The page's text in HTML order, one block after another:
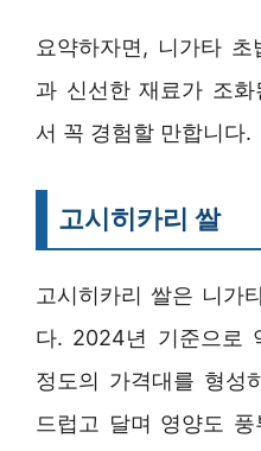
요약하자면, 니가타
과 신선한 재료가 조
서 꼭 경험할 만합니다.
고시히카리 쌀
고시히카리 쌀은 니가
다. 2024년 기준으로
정도의 가격대를 형성
드럽고 달며 영양도